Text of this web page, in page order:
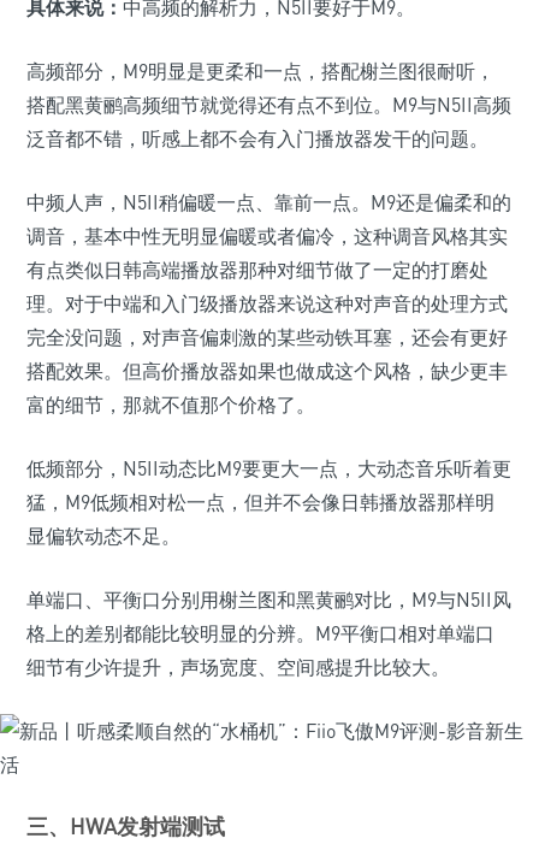
具体来说： 中高频的解析力，N5II要好于M9。
高频部分，M9明显是更柔和一点，搭配榭兰图很耐听，
搭配黑黄鹂高频细节就觉得还有点不到位。M9与N5II高频
泛音都不错，听感上都不会有入门播放器发干的问题。
中频人声，N5II稍偏暖一点、靠前一点。M9还是偏柔和的
调音，基本中性无明显偏暖或者偏冷，这种调音风格其实
有点类似日韩高端播放器那种对细节做了一定的打磨处
理。对于中端和入门级播放器来说这种对声音的处理方式
完全没问题，对声音偏刺激的某些动铁耳塞，还会有更好
搭配效果。但高价播放器如果也做成这个风格，缺少更丰
富的细节，那就不值那个价格了。
低频部分，N5II动态比M9要更大一点，大动态音乐听着更
猛，M9低频相对松一点，但并不会像日韩播放器那样明
显偏软动态不足。
单端口、平衡口分别用榭兰图和黑黄鹂对比，M9与N5II风
格上的差别都能比较明显的分辨。M9平衡口相对单端口
细节有少许提升，声场宽度、空间感提升比较大。
三、HWA发射端测试